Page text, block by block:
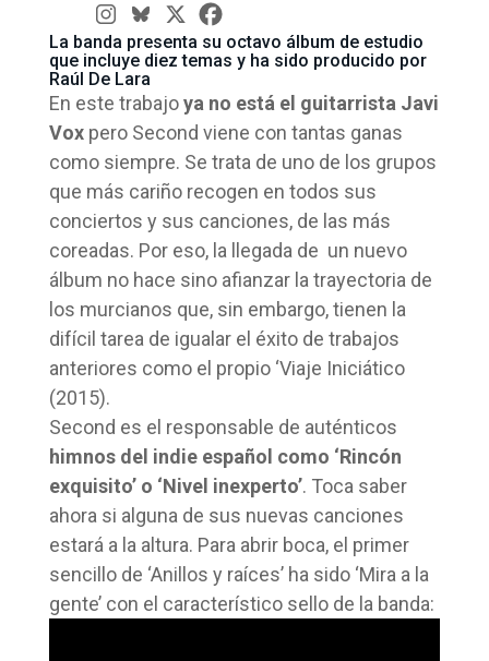
La banda presenta su octavo álbum de estudio
que incluye diez temas y ha sido producido por
Raúl De Lara
En este trabajoya no está el guitarrista Javi
Voxpero Second viene con tantas ganas
como siempre. Se trata de uno de los grupos
que más cariño recogen en todos sus
conciertos y sus canciones, de las más
coreadas. Por eso, la llegada de un nuevo
álbum no hace sino afianzar la trayectoria de
los murcianos que, sin embargo, tienen la
difícil tarea de igualar el éxito de trabajos
anteriores como el propio ‘Viaje Iniciático
(2015).
Second es el responsable de auténticos
himnos del indie español como ‘Rincón
exquisito’ o ‘Nivel inexperto’. Toca saber
ahora si alguna de sus nuevas canciones
estará a la altura. Para abrir boca, el primer
sencillo de ‘Anillos y raíces’ ha sido ‘Mira a la
gente’ con el característico sello de la banda: